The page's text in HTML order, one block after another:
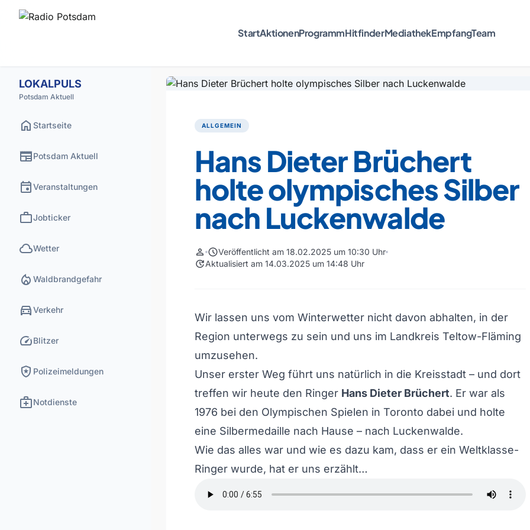
StartAktionenProgrammHitfinderMediathekEmpfangTeam
LOKALPULS
Potsdam Aktuell
home Startseite
newspaperPotsdam Aktuell
eventVeranstaltungen
workJobticker
cloudWetter
local_fire_department Waldbrandgefahr
directions_carVerkehr
speedBlitzer
local_police Polizeimeldungen
medical_servicesNotdienste
ALLGEMEIN
Hans Dieter Brüchert
holte olympisches Silber
nach Luckenwalde
person scheduleVeröffentlicht am 18.02.2025 um 10:30 Uhr
updateAktualisiert am 14.03.2025 um 14:48 Uhr
Wir lassen uns vom Winterwetter nicht davon abhalten, in der
Region unterwegs zu sein und uns im Landkreis Teltow-Fläming
umzusehen.
Unser erster Weg führt uns natürlich in die Kreisstadt – und dort
treffen wir heute den Ringer Hans Dieter Brüchert. Er war als
1976 bei den Olympischen Spielen in Toronto dabei und holte
eine Silbermedaille nach Hause – nach Luckenwalde.
Wie das alles war und wie es dazu kam, dass er ein Weltklasse-
Ringer wurde, hat er uns erzählt…